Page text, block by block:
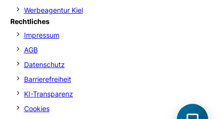
Werbeagentur Kiel
Rechtliches
Impressum
AGB
Datenschutz
Barrierefreiheit
KI-Transparenz
Cookies